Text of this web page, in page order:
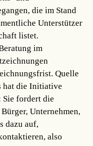
die im Stand
Unterstützer
listet.
im
Quelle
hat die Initiative
fordert die
Unternehmen,
dazu auf,
also